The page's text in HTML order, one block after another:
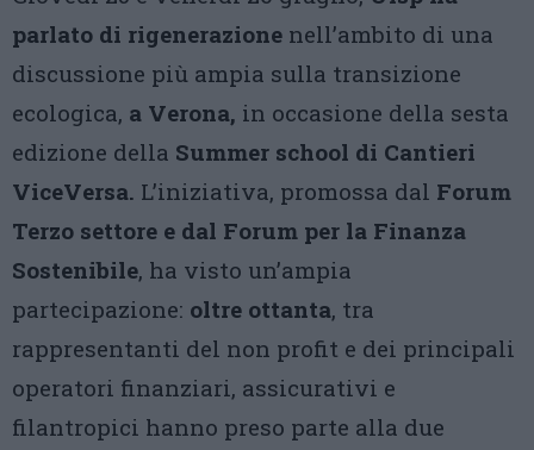
parlato di rigenerazione nell’ambito di una
discussione più ampia sulla transizione
ecologica, a Verona, in occasione della sesta
edizione della Summer school di Cantieri
ViceVersa. L’iniziativa, promossa dal Forum
Terzo settore e dal Forum per la Finanza
Sostenibile, ha visto un’ampia
partecipazione: oltre ottanta, tra
rappresentanti del non profit e dei principali
operatori finanziari, assicurativi e
filantropici hanno preso parte alla due